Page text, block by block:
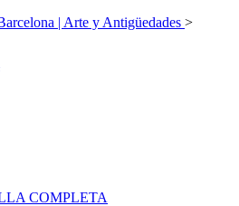
| Arte y Antigüedades >
COMPLETA